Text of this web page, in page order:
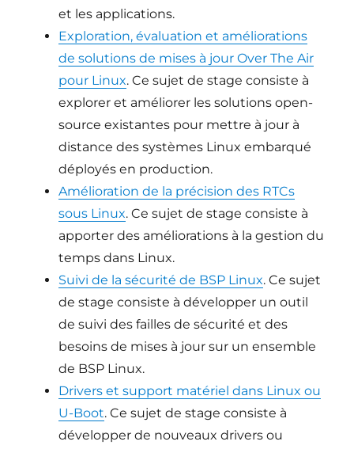
et les applications.
Exploration, évaluation et améliorations
de solutions de mises à jour Over The Air
pour Linux. Ce sujet de stage consiste à
explorer et améliorer les solutions open-
source existantes pour mettre à jour à
distance des systèmes Linux embarqué
déployés en production.
Amélioration de la précision des RTCs
sous Linux. Ce sujet de stage consiste à
apporter des améliorations à la gestion du
temps dans Linux.
Suivi de la sécurité de BSP Linux. Ce sujet
de stage consiste à développer un outil
de suivi des failles de sécurité et des
besoins de mises à jour sur un ensemble
de BSP Linux.
Drivers et support matériel dans Linux ou
U-Boot. Ce sujet de stage consiste à
développer de nouveaux drivers ou